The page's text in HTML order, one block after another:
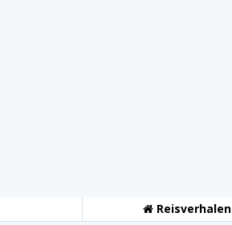
Reisverhalen